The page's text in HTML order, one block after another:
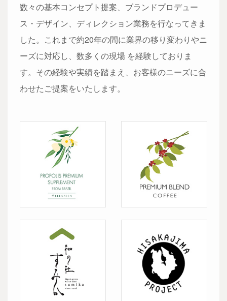
数々の基本コンセプト提案、ブランドプロデュー
ス・デザイン、ディレクション業務を行なってきま
した。これまで約20年の間に業界の移り変わりやニ
ーズに対応し、数多くの現場 を経験しておりま
す。その経験や実績を踏まえ、お客様のニーズに合
わせたご提案をいたします。